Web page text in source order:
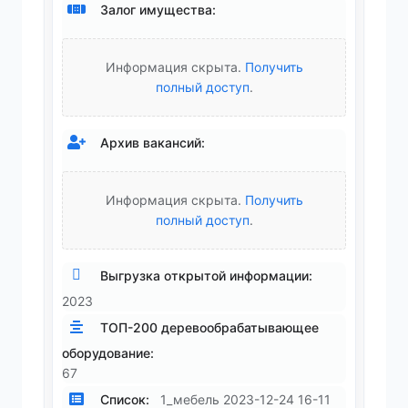
Залог имущества:
Информация скрыта. Получить
полный доступ.
Архив вакансий:
Информация скрыта. Получить
полный доступ.
Выгрузка открытой информации:
2023
ТОП-200 деревообрабатывающее
оборудование:
67
Список:
1_мебель 2023-12-24 16-11